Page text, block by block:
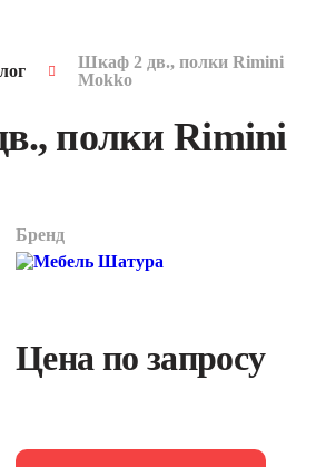
Шкаф 2 дв., полки Rimini
Mokko
полки Rimini
Бренд
Цена по запросу